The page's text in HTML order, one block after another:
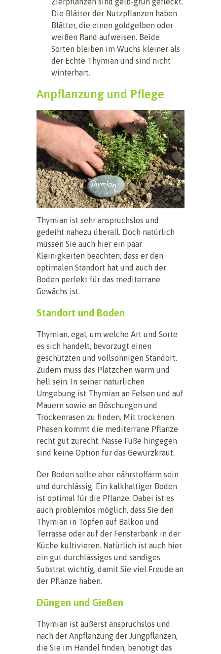
Die Blätter der Nutzpflanzen haben
Blätter, die einen goldgelben oder
weißen Rand aufweisen. Beide
Sorten bleiben im Wuchs kleiner als
der Echte Thymian und sind nicht
winterhart.
Anpflanzung und Pflege
Thymian ist sehr anspruchslos und
gedeiht nahezu überall. Doch natürlich
müssen Sie auch hier ein paar
Kleinigkeiten beachten, dass er den
optimalen Standort hat und auch der
Boden perfekt für das mediterrane
Gewächs ist.
Standort und Boden
Thymian, egal, um welche Art und Sorte
es sich handelt, bevorzugt einen
geschützten und vollsonnigen Standort.
Zudem muss das Plätzchen warm und
hell sein. In seiner natürlichen
Umgebung ist Thymian an Felsen und auf
Mauern sowie an Böschungen und
Trockenrasen zu finden. Mit trockenen
Phasen kommt die mediterrane Pflanze
recht gut zurecht. Nasse Füße hingegen
sind keine Option für das Gewürzkraut.
Der Boden sollte eher nährstoffarm sein
und durchlässig. Ein kalkhaltiger Boden
ist optimal für die Pflanze. Dabei ist es
auch problemlos möglich, dass Sie den
Thymian in Töpfen auf Balkon und
Terrasse oder auf der Fensterbank in der
Küche kultivieren. Natürlich ist auch hier
ein gut durchlässiges und sandiges
Substrat wichtig, damit Sie viel Freude an
der Pflanze haben.
Düngen und Gießen
Thymian ist äußerst anspruchslos und
nach der Anpflanzung der Jungpflanzen,
die Sie im Handel finden, benötigt das